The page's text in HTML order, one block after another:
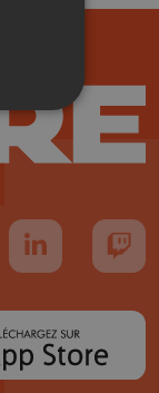
nous sur YouTube
Suivez-nous